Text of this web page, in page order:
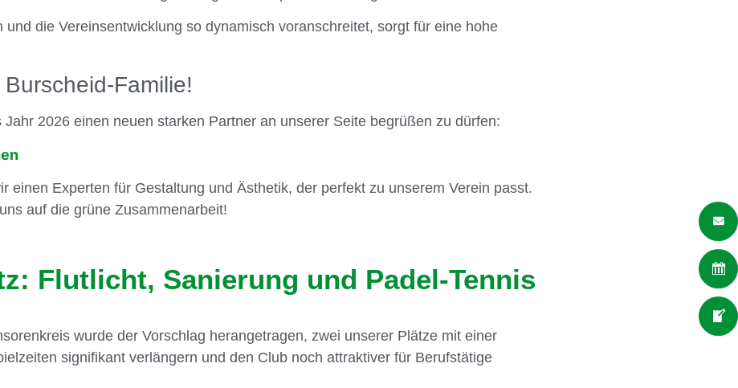
die Vereinsentwicklung so dynamisch voranschreitet, sorgt für eine hohe
Familie!
2026 einen neuen starken Partner an unserer Seite begrüßen zu dürfen:
einen Experten für Gestaltung und Ästhetik, der perfekt zu unserem Verein passt.
auf die grüne Zusammenarbeit!
Flutlicht, Sanierung und Padel-Tennis
wurde der Vorschlag herangetragen, zwei unserer Plätze mit einer
signifikant verlängern und den Club noch attraktiver für Berufstätige